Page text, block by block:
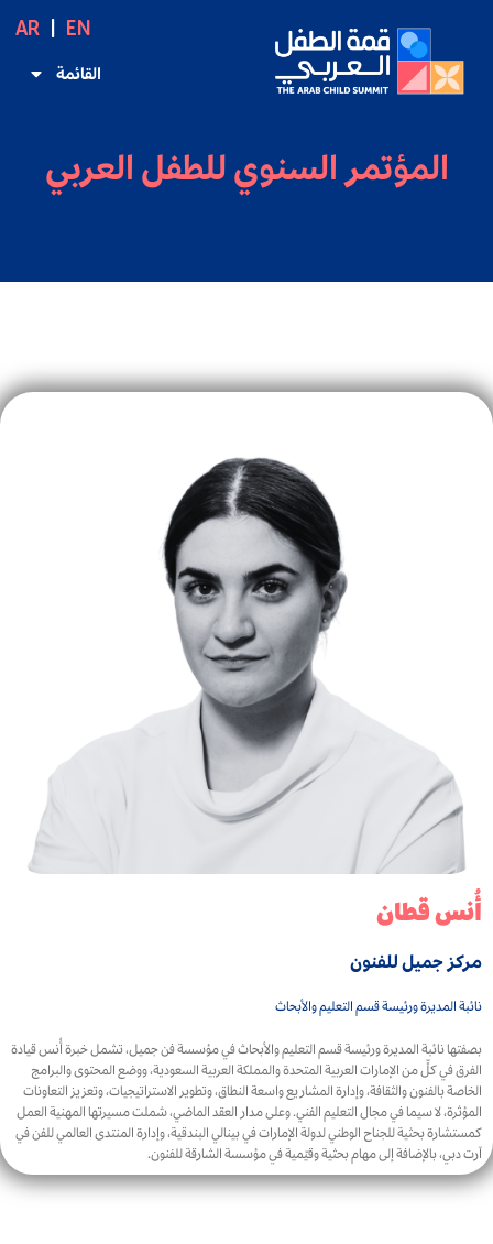
القائمة
EN
AR
المؤتمر السنوي للطفل العربي
أُنس قطان
مركز جميل للفنون
نائبة المديرة ورئيسة قسم التعليم والأبحاث
بصفتها نائبة المديرة ورئيسة قسم التعليم والأبحاث في مؤسسة فن جميل، تشمل خبرة أُنس قيادة
الفرق في كلٍّ من الإمارات العربية المتحدة والمملكة العربية السعودية، ووضع المحتوى والبرامج
الخاصة بالفنون والثقافة، وإدارة المشاريع واسعة النطاق، وتطوير الاستراتيجيات، وتعزيز التعاونات
المؤثرة، لا سيما في مجال التعليم الفني. وعلى مدار العقد الماضي، شملت مسيرتها المهنية العمل
كمستشارة بحثية للجناح الوطني لدولة الإمارات في بينالي البندقية، وإدارة المنتدى العالمي للفن في
آرت دبي، بالإضافة إلى مهام بحثية وقيّمية في مؤسسة الشارقة للفنون.